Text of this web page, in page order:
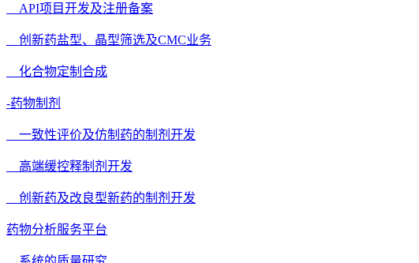
API项目开发及注册备案
创新药盐型、晶型筛选及CMC业务
化合物定制合成
-药物制剂
一致性评价及仿制药的制剂开发
高端缓控释制剂开发
创新药及改良型新药的制剂开发
药物分析服务平台